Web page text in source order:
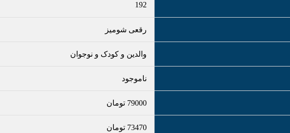
192
رقعی شومیز
والدین و کودک و نوجوان
ناموجود
79000 تومان
73470 تومان